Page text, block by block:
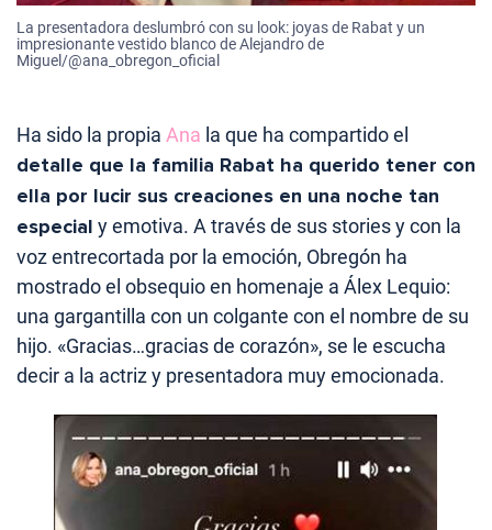
La presentadora deslumbró con su look: joyas de Rabat y un
impresionante vestido blanco de Alejandro de
Miguel/@ana_obregon_oficial
Ha sido la propia Ana la que ha compartido el
detalle que la familia Rabat ha querido tener con
ella por lucir sus creaciones en una noche tan
especial y emotiva. A través de sus stories y con la
voz entrecortada por la emoción, Obregón ha
mostrado el obsequio en homenaje a Álex Lequio:
una gargantilla con un colgante con el nombre de su
hijo. «Gracias…gracias de corazón», se le escucha
decir a la actriz y presentadora muy emocionada.